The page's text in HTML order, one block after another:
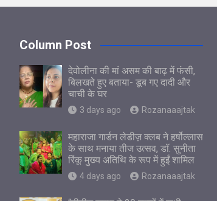
Column Post
देवोलीना की मां असम की बाढ़ में फंसी,
बिलखते हुए बताया- डूब गए दादी और
चाची के घर
3 days ago Rozanaaajtak
महाराजा गार्डन लेडीज़ क्लब ने हर्षोल्लास
के साथ मनाया तीज उत्सव, डॉ. सुनीता
रिंकू मुख्य अतिथि के रूप में हुईं शामिल
4 days ago Rozanaaajtak